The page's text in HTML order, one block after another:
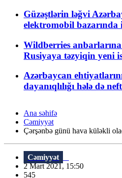
Güzəştlərin ləğvi
elektromobil bazarında
Wildberries
Rusiyaya təzyiqin yeni
Azərbaycan
dayanıqlılığı hələ də
Ana səhifə
Cəmiyyət
Çərşənbə günü hava küləkli
Cəmiyyət
2 Mart 2021, 15:50
545